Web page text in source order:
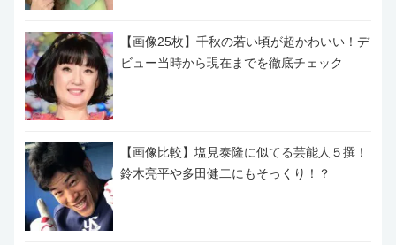
【画像25枚】千秋の若い頃が超かわいい！デ
ビュー当時から現在までを徹底チェック
【画像比較】塩見泰隆に似てる芸能人５撰！
鈴木亮平や多田健二にもそっくり！？